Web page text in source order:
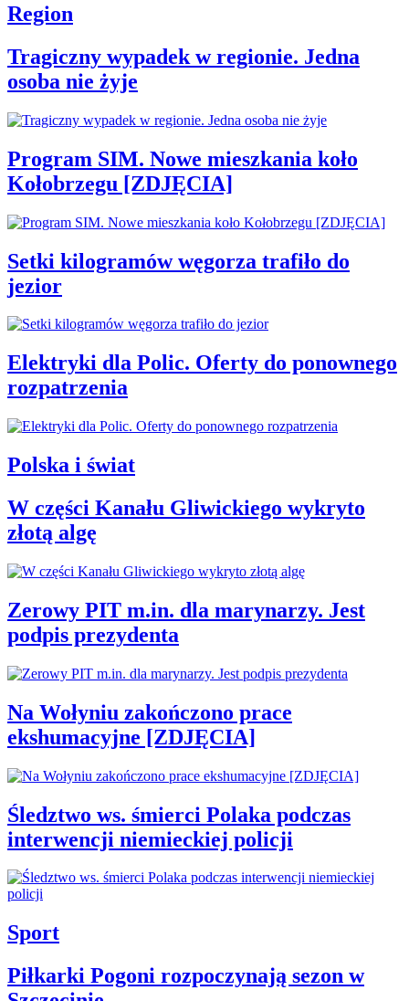
Region
Tragiczny wypadek w regionie. Jedna
osoba nie żyje
Program SIM. Nowe mieszkania koło
Kołobrzegu [ZDJĘCIA]
Setki kilogramów węgorza trafiło do
jezior
Elektryki dla Polic. Oferty do ponownego
rozpatrzenia
Polska i świat
W części Kanału Gliwickiego wykryto
złotą algę
Zerowy PIT m.in. dla marynarzy. Jest
podpis prezydenta
Na Wołyniu zakończono prace
ekshumacyjne [ZDJĘCIA]
Śledztwo ws. śmierci Polaka podczas
interwencji niemieckiej policji
Sport
Piłkarki Pogoni rozpoczynają sezon w